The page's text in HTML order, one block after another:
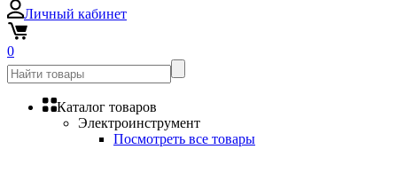
Личный кабинет
0
Каталог товаров
Электроинструмент
Посмотреть все товары